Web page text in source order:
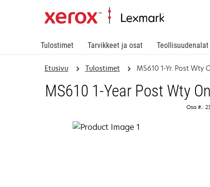
Tulostimet Tarvikkeet ja osat Teollisuudenalat
Etusivu Tulostimet MS610 1-Yr. Post Wty
MS610 1-Year Post Wty
Osa #.: